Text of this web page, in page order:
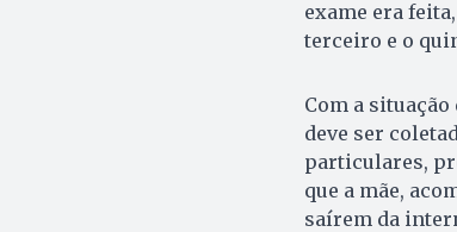
exame era
terceiro e o
Com a
deve ser
particulares,
que a mãe,
saírem da